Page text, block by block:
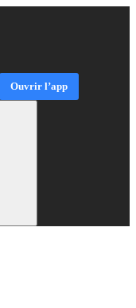
Ouvrir l’app